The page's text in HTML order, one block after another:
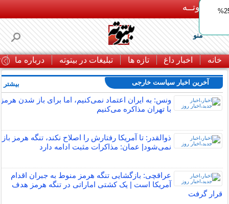
بـیتوتــه
منو
خانه اخبار داغ تازه ها تبلیغات در بیتوته درباره ما
ایمپلنت اقساطی با ضمانت مادام‌العمر+ 25%
آخرین اخبار سیاست خارجی
ونس: به ایران اعتماد نمی‌کنیم، اما برای باز شدن هرمز
با تهران مذاکره می‌کنیم
ذوالقدر: تا آمریکا رفتارش را اصلاح نکند، تنگه هرمز باز
نمی‌شود| عمان: مذاکرات مثبت ادامه دارد
عراقچی: بازگشایی تنگه هرمز منوط به جبران اقدام
آمریکا است | یک کشتی اماراتی در تنگه هرمز هدف
قرار گرفت
بیشتر